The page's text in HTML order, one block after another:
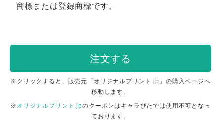
商標または登録商標です。
注文する
※クリックすると、販売元「オリジナルプリント.jp」の購入ページへ
移動します。
※ オリジナルプリント.jpのクーポンはキャラぴたでは使用不可となっ
ております。